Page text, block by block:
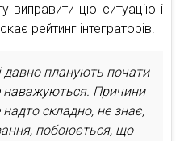
виправити цю ситуацію і
рейтинг інтеграторів.
давно планують почати
наважуються. Причини
надто складно, не знає,
побоюється, що